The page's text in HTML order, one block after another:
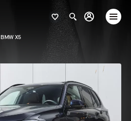
BMW X5